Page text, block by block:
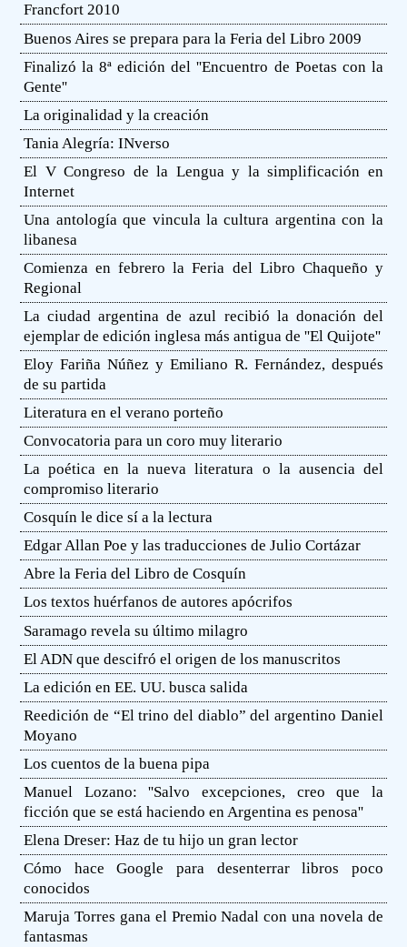
Francfort 2010
Buenos Aires se prepara para la Feria del Libro 2009
Finalizó la 8ª edición del ''Encuentro de Poetas con la
Gente''
La originalidad y la creación
Tania Alegría: INverso
El V Congreso de la Lengua y la simplificación en
Internet
Una antología que vincula la cultura argentina con la
libanesa
Comienza en febrero la Feria del Libro Chaqueño y
Regional
La ciudad argentina de azul recibió la donación del
ejemplar de edición inglesa más antigua de ''El Quijote''
Eloy Fariña Núñez y Emiliano R. Fernández, después
de su partida
Literatura en el verano porteño
Convocatoria para un coro muy literario
La poética en la nueva literatura o la ausencia del
compromiso literario
Cosquín le dice sí a la lectura
Edgar Allan Poe y las traducciones de Julio Cortázar
Abre la Feria del Libro de Cosquín
Los textos huérfanos de autores apócrifos
Saramago revela su último milagro
El ADN que descifró el origen de los manuscritos
La edición en EE. UU. busca salida
Reedición de “El trino del diablo” del argentino Daniel
Moyano
Los cuentos de la buena pipa
Manuel Lozano: ''Salvo excepciones, creo que la
ficción que se está haciendo en Argentina es penosa''
Elena Dreser: Haz de tu hijo un gran lector
Cómo hace Google para desenterrar libros poco
conocidos
Maruja Torres gana el Premio Nadal con una novela de
fantasmas